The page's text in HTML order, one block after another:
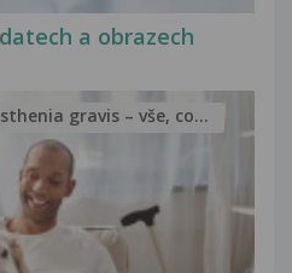
a obrazech
gravis – vše, co...